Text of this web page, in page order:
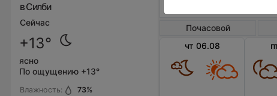
в Силби
Сейчас
+13°
ясно
По ощущению +13°
Влажность:
73%
Почасовой
чт 06.08